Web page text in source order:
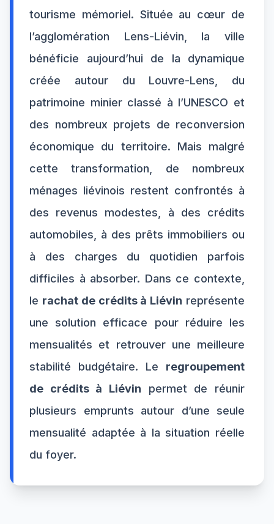
tourisme mémoriel. Située au cœur de
l’agglomération Lens-Liévin, la ville
bénéficie aujourd’hui de la dynamique
créée autour du Louvre-Lens, du
patrimoine minier classé à l’UNESCO et
des nombreux projets de reconversion
économique du territoire. Mais malgré
cette transformation, de nombreux
ménages liévinois restent confrontés à
des revenus modestes, à des crédits
automobiles, à des prêts immobiliers ou
à des charges du quotidien parfois
difficiles à absorber. Dans ce contexte,
le rachat de crédits à Liévin représente
une solution efficace pour réduire les
mensualités et retrouver une meilleure
stabilité budgétaire. Le regroupement
de crédits à Liévin permet de réunir
plusieurs emprunts autour d’une seule
mensualité adaptée à la situation réelle
du foyer.